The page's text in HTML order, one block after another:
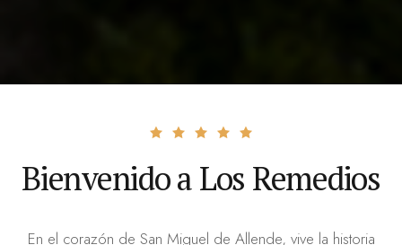
Bienvenido a Los Remedios
En el corazón de San Miguel de Allende, vive la historia